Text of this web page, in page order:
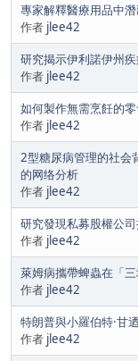
專家解釋醫療用品中
作者 jlee42
研究揭示伊利諾伊州
作者 jlee42
如何製作無需烹飪的
作者 jlee42
2型糖尿病管理的社会
的网络分析
作者 jlee42
研究發現私募股權公
作者 jlee42
萊姆病攜帶蜱蟲在「
作者 jlee42
特朗普與小羅伯特·甘
作者 jlee42